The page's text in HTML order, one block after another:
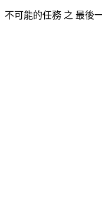
不可能的任務 之 最後